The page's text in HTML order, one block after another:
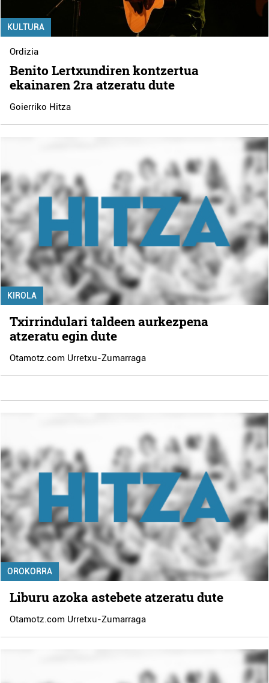
KULTURA
Ordizia
Benito Lertxundiren kontzertua
ekainaren 2ra atzeratu dute
Goierriko Hitza
KIROLA
Txirrindulari taldeen aurkezpena
atzeratu egin dute
Otamotz.com Urretxu-Zumarraga
OROKORRA
Liburu azoka astebete atzeratu dute
Otamotz.com Urretxu-Zumarraga